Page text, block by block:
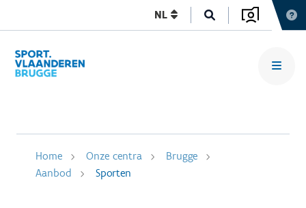
NL
Home Onze centra
Brugge
Aanbod
Sporten